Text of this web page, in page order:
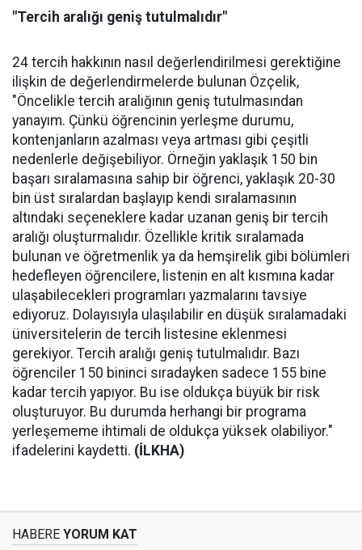
"Tercih aralığı geniş tutulmalıdır"
24 tercih hakkının nasıl değerlendirilmesi gerektiğine
ilişkin de değerlendirmelerde bulunan Özçelik,
"Öncelikle tercih aralığının geniş tutulmasından
yanayım. Çünkü öğrencinin yerleşme durumu,
kontenjanların azalması veya artması gibi çeşitli
nedenlerle değişebiliyor. Örneğin yaklaşık 150 bin
başarı sıralamasına sahip bir öğrenci, yaklaşık 20-30
bin üst sıralardan başlayıp kendi sıralamasının
altındaki seçeneklere kadar uzanan geniş bir tercih
aralığı oluşturmalıdır. Özellikle kritik sıralamada
bulunan ve öğretmenlik ya da hemşirelik gibi bölümleri
hedefleyen öğrencilere, listenin en alt kısmına kadar
ulaşabilecekleri programları yazmalarını tavsiye
ediyoruz. Dolayısıyla ulaşılabilir en düşük sıralamadaki
üniversitelerin de tercih listesine eklenmesi
gerekiyor. Tercih aralığı geniş tutulmalıdır. Bazı
öğrenciler 150 bininci sıradayken sadece 155 bine
kadar tercih yapıyor. Bu ise oldukça büyük bir risk
oluşturuyor. Bu durumda herhangi bir programa
yerleşememe ihtimali de oldukça yüksek olabiliyor."
ifadelerini kaydetti. (İLKHA)
HABERE YORUM KAT